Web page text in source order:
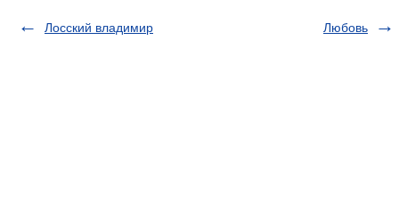
Лосский владимир Любовь